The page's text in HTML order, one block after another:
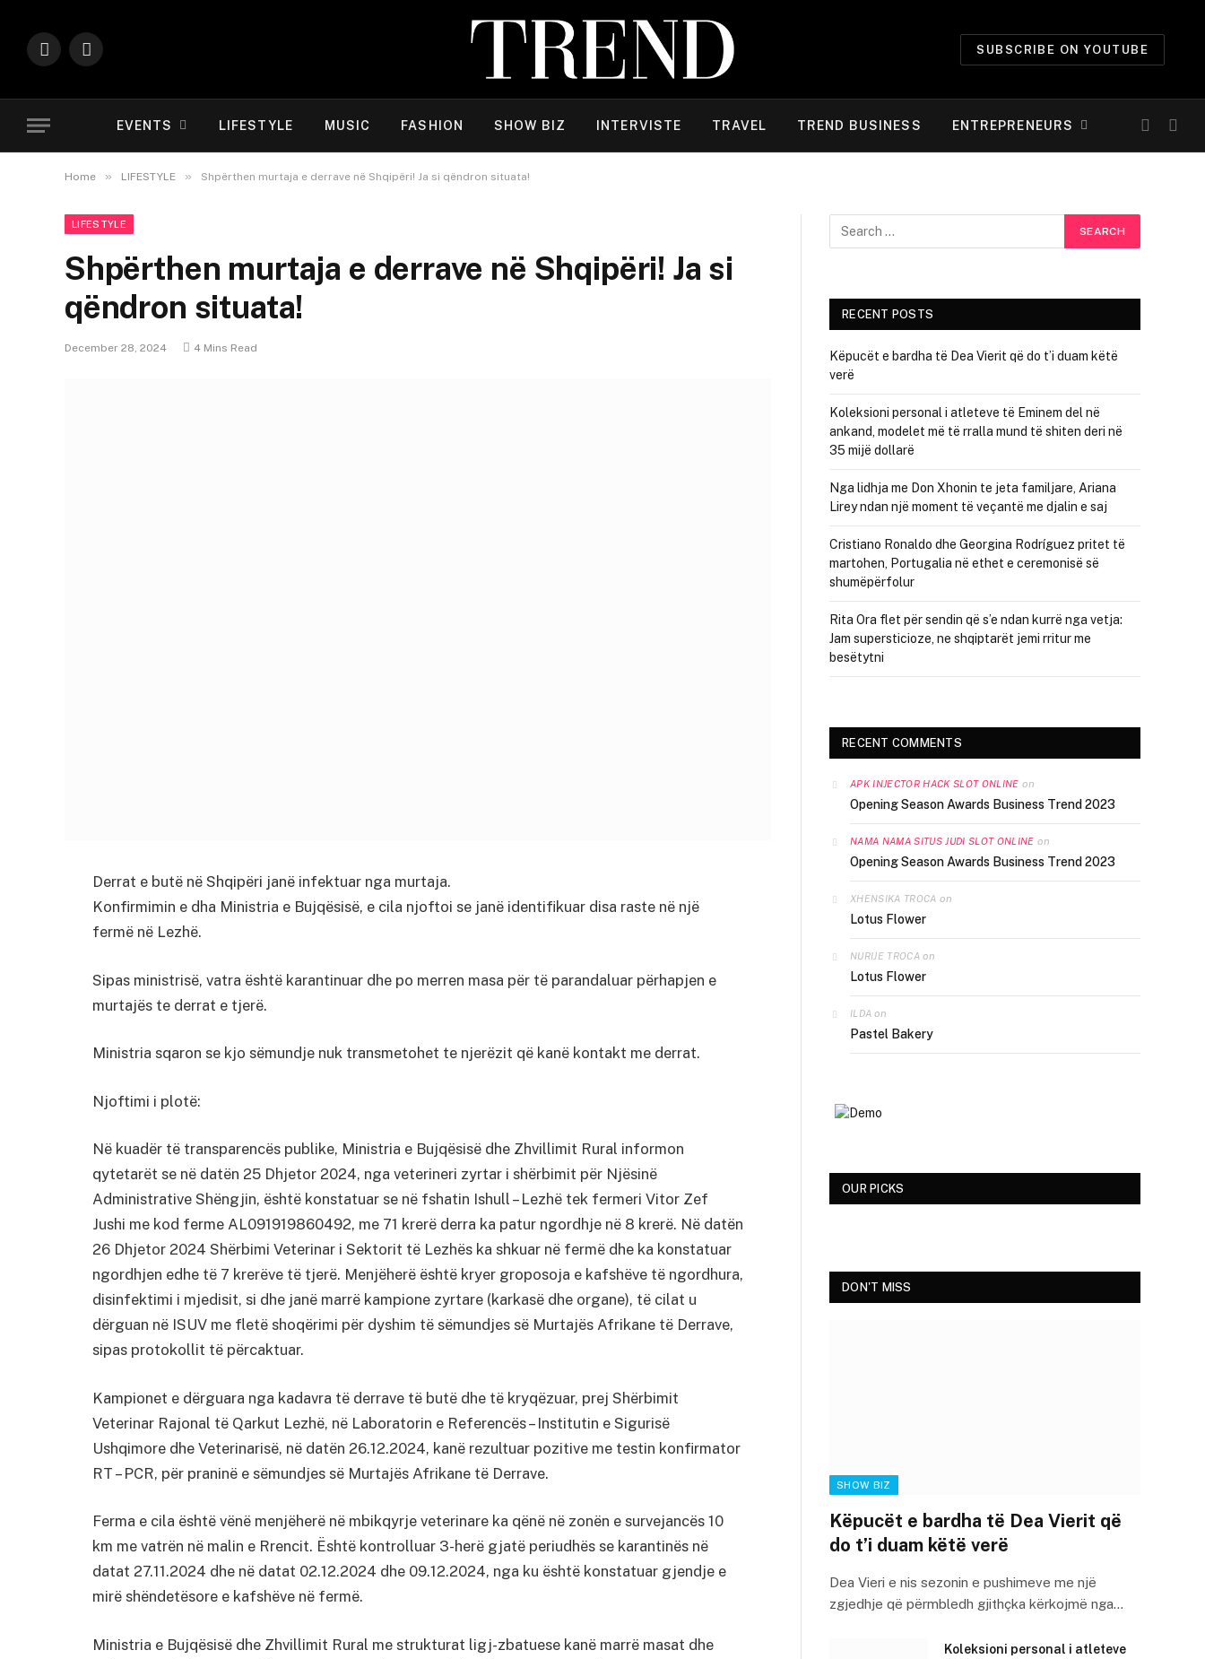
InstagramYouTube
SUBSCRIBE ON YOUTUBE
EVENTS LIFESTYLE MUSIC FASHION SHOW BIZ INTERVISTE TRAVEL TREND BUSINESS ENTREPRENEURS
Home » LIFESTYLE » Shpërthen murtaja e derrave në Shqipëri! Ja si qëndron situata!
LIFESTYLE
Shpërthen murtaja e derrave në Shqipëri! Ja si
qëndron situata!
December 28, 2024 4 Mins Read
Derrat e butë në Shqipëri janë infektuar nga murtaja.
Konfirmimin e dha Ministria e Bujqësisë, e cila njoftoi se janë identifikuar disa raste në një
fermë në Lezhë.
Sipas ministrisë, vatra është karantinuar dhe po merren masa për të parandaluar përhapjen e
murtajës te derrat e tjerë.
Ministria sqaron se kjo sëmundje nuk transmetohet te njerëzit që kanë kontakt me derrat.
Njoftimi i plotë:
Në kuadër të transparencës publike, Ministria e Bujqësisë dhe Zhvillimit Rural informon
qytetarët se në datën 25 Dhjetor 2024, nga veterineri zyrtar i shërbimit për Njësinë
Administrative Shëngjin, është konstatuar se në fshatin Ishull – Lezhë tek fermeri Vitor Zef
Jushi me kod ferme AL091919860492, me 71 krerë derra ka patur ngordhje në 8 krerë. Në datën
26 Dhjetor 2024 Shërbimi Veterinar i Sektorit të Lezhës ka shkuar në fermë dhe ka konstatuar
ngordhjen edhe të 7 krerëve të tjerë. Menjëherë është kryer groposoja e kafshëve të ngordhura,
disinfektimi i mjedisit, si dhe janë marrë kampione zyrtare (karkasë dhe organe), të cilat u
dërguan në ISUV me fletë shoqërimi për dyshim të sëmundjes së Murtajës Afrikane të Derrave,
sipas protokollit të përcaktuar.
Kampionet e dërguara nga kadavra të derrave të butë dhe të kryqëzuar, prej Shërbimit
Veterinar Rajonal të Qarkut Lezhë, në Laboratorin e Referencës – Institutin e Sigurisë
Ushqimore dhe Veterinarisë, në datën 26.12.2024, kanë rezultuar pozitive me testin konfirmator
RT – PCR, për praninë e sëmundjes së Murtajës Afrikane të Derrave.
Ferma e cila është vënë menjëherë në mbikqyrje veterinare ka qënë në zonën e survejancës 10
km me vatrën në malin e Rrencit. Është kontrolluar 3-herë gjatë periudhës se karantinës në
datat 27.11.2024 dhe në datat 02.12.2024 dhe 09.12.2024, nga ku është konstatuar gjendje e
mirë shëndetësore e kafshëve në fermë.
Ministria e Bujqësisë dhe Zhvillimit Rural me strukturat ligj-zbatuese kanë marrë masat dhe
RECENT POSTS
Këpucët e bardha të Dea Vierit që do t’i duam këtë
verë
Koleksioni personal i atleteve të Eminem del në
ankand, modelet më të rralla mund të shiten deri në
35 mijë dollarë
Nga lidhja me Don Xhonin te jeta familjare, Ariana
Lirey ndan një moment të veçantë me djalin e saj
Cristiano Ronaldo dhe Georgina Rodríguez pritet të
martohen, Portugalia në ethet e ceremonisë së
shumëpërfolur
Rita Ora flet për sendin që s’e ndan kurrë nga vetja:
Jam supersticioze, ne shqiptarët jemi rritur me
besëtytni
RECENT COMMENTS
APK INJECTOR HACK SLOT ONLINE on
Opening Season Awards Business Trend 2023
NAMA NAMA SITUS JUDI SLOT ONLINE on
Opening Season Awards Business Trend 2023
XHENSIKA TROCA on
Lotus Flower
NURIJE TROCAon
Lotus Flower
ILDA on
Pastel Bakery
OUR PICKS
DON'T MISS
SHOW BIZ
Këpucët e bardha të Dea Vierit që
do t’i duam këtë verë
Dea Vieri e nis sezonin e pushimeve me një
zgjedhje që përmbledh gjithçka kërkojmë nga…
Koleksioni personal i atleteve